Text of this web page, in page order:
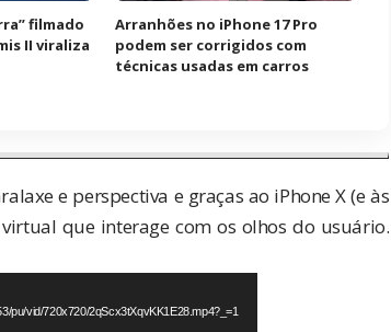
filmado
II viraliza
Arranhões no iPhone 17 Pro
podem ser corrigidos com
técnicas usadas em carros
e perspectiva e graças ao iPhone X (e às
que interage com os olhos do usuário.
pu/vid/720x720/2qScx3tXqvKK1E28.mp4?_=1